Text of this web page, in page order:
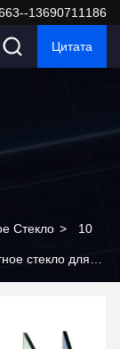
13690711186
Цитата
Стекло > 10
стекло для